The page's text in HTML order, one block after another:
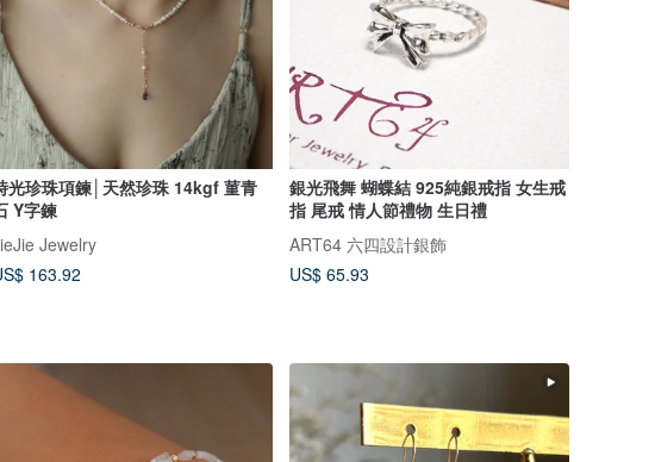
光珍珠項鍊│天然珍珠 14kgf 菫青
Y字鍊
Jewelry
163.92
銀光飛舞 蝴蝶結 925純銀戒指 女生戒
指 尾戒 情人節禮物 生日禮
ART64 六四設計銀飾
US$ 65.93